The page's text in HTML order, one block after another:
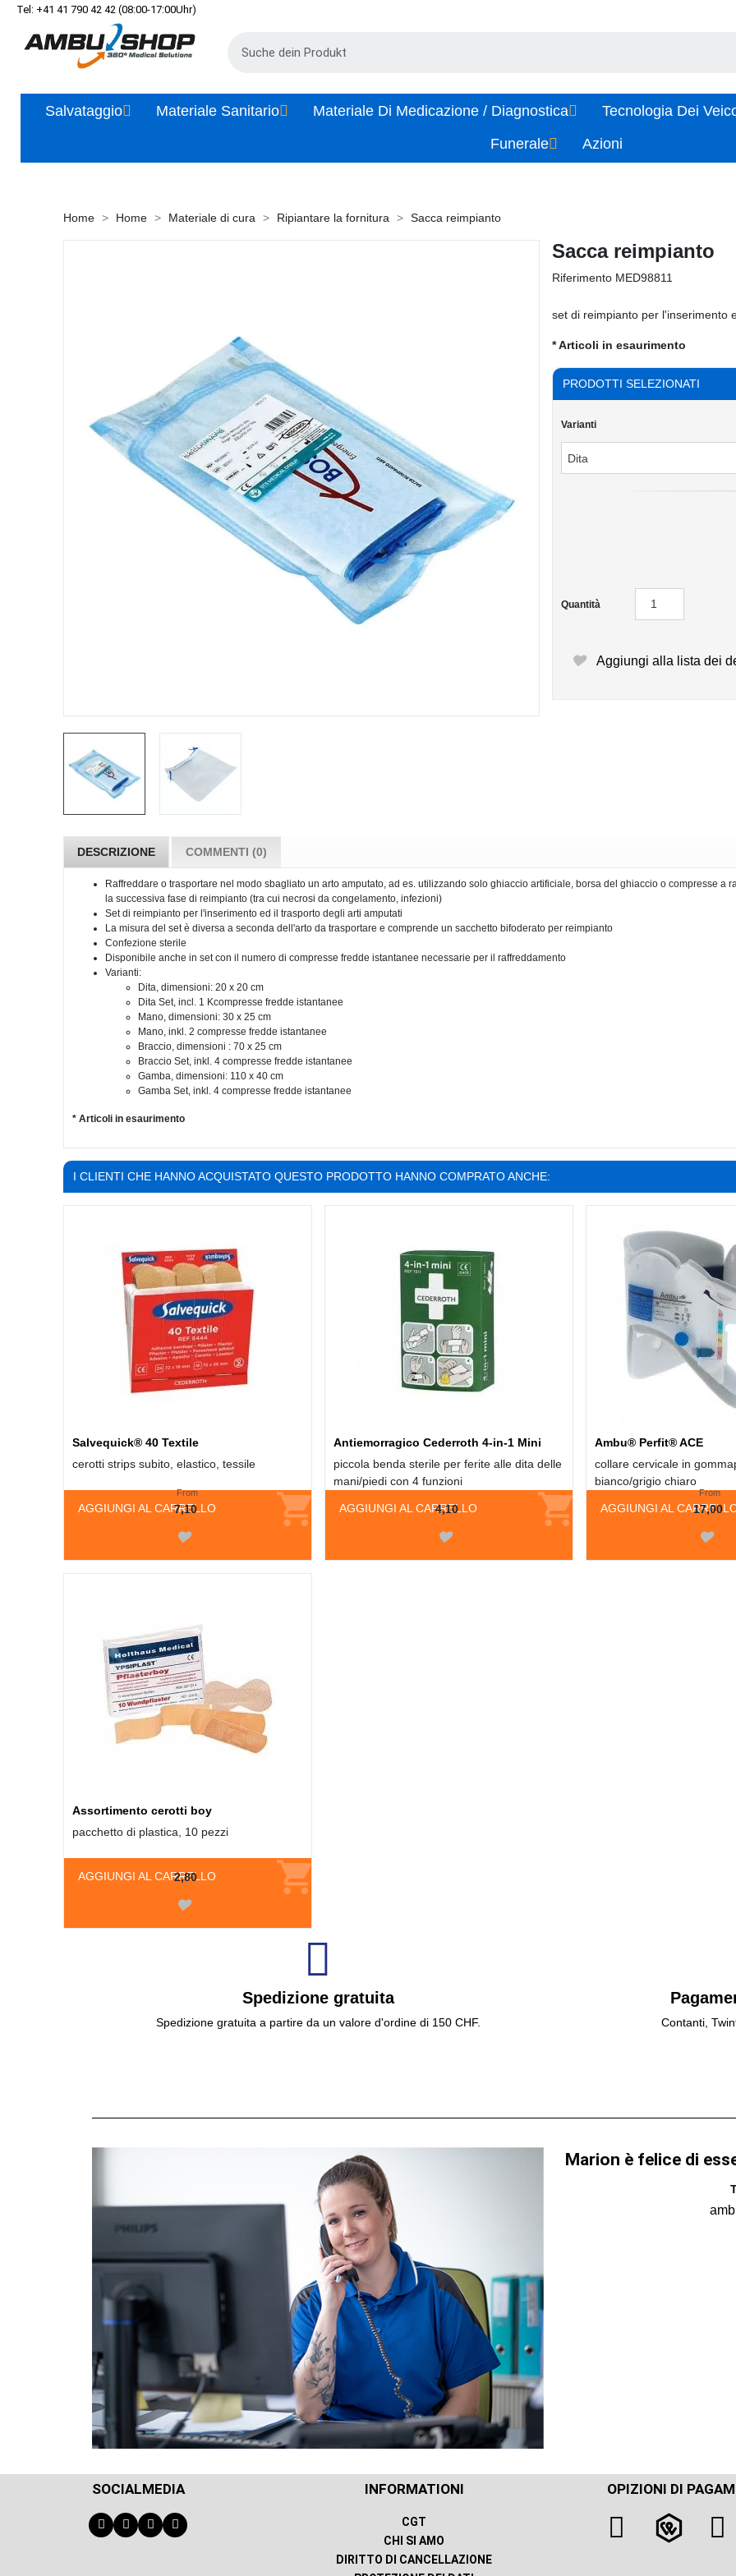
Tel: +41 41 790 42 42 (08:00-17:00Uhr)
Salvataggio Materiale Sanitario Materiale Di Medicazione / Diagnostica
Tecnologia Dei
Funerale
Azioni
Home Home Materiale di cura Ripiantare la fornitura Sacca reimpianto
Sacca reimpianto
Riferimento MED98811
set di reimpianto per l'inserimento
* Articoli in esaurimento
PRODOTTI SELEZIONATI
Varianti
Quantità
Aggiungi alla lista dei
DESCRIZIONE COMMENTI (0)
Raffreddare o trasportare nel modo sbagliato un arto amputato, ad es. utilizzando solo ghiaccio artificiale, borsa del ghiaccio o compresse a
la successiva fase di reimpianto (tra cui necrosi da congelamento, infezioni)
Set di reimpianto per l'inserimento ed il trasporto degli arti amputati
La misura del set è diversa a seconda dell'arto da trasportare e comprende un sacchetto bifoderato per reimpianto
Confezione sterile
Disponibile anche in set con il numero di compresse fredde istantanee necessarie per il raffreddamento
Varianti:
Dita, dimensioni: 20 x 20 cm
Dita Set, incl. 1 Kcompresse fredde istantanee
Mano, dimensioni: 30 x 25 cm
Mano, inkl. 2 compresse fredde istantanee
Braccio, dimensioni : 70 x 25 cm
Braccio Set, inkl. 4 compresse fredde istantanee
Gamba, dimensioni: 110 x 40 cm
Gamba Set, inkl. 4 compresse fredde istantanee
* Articoli in esaurimento
I CLIENTI CHE HANNO ACQUISTATO QUESTO PRODOTTO HANNO COMPRATO ANCHE:
Salvequick® 40 Textile
cerotti strips subito, elastico, tessile
AGGIUNGI AL CARRELLO
From
7,10
Antiemorragico Cederroth 4-in-1 Mini
piccola benda sterile per ferite alle dita delle
mani/piedi con 4 funzioni
AGGIUNGI AL CARRELLO
4,10
Ambu® Perfit® ACE
collare cervicale in
bianco/grigio chiaro
AGGIUNGI AL
From
17,00
Assortimento cerotti boy
pacchetto di plastica, 10 pezzi
AGGIUNGI AL CARRELLO
2,80
Spedizione gratuita
Spedizione gratuita a partire da un valore d'ordine di 150 CHF. Contanti,
Marion è felice di
SOCIALMEDIA INFORMATIONI
CGT
CHI SI AMO
DIRITTO DI CANCELLAZIONE
OPIZIONI DI